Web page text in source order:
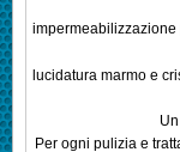
lucidatura marmo e
Per ogni pulizia e